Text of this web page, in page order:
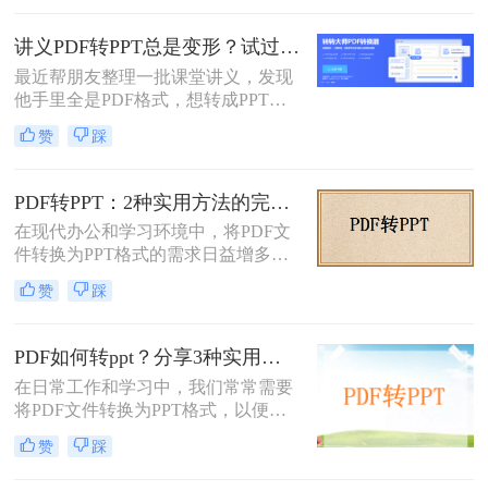
本文将介绍几种简单实用的方法，帮
助您高效完成转换。
讲义PDF转PPT总是变形？试过这几个办法真管用！
最近帮朋友整理一批课堂讲义，发现
他手里全是PDF格式，想转成PPT讲
课用，结果试了好几个工具，不是字
体乱码就是排版错位，气得他差点把
转ppt”这个问题，说到底要看你的
PDF是纯文字扫描件、带复杂表格的
课件，还是带大量图片的教案——不
同情况方法完全不同。下面我按实际
使用场景，把试过好用的几个方法整
理出来，不吹不黑，优缺点都说明
赞 踩
PDF转PPT：2种实用方法的完整操作流程和格式保留对比！
在现代办公和学习环境中，将PDF文
件转换为PPT格式的需求日益增多。
无论是为了更方便地编辑内容，还是
为了在演示文稿中更好地展示信息，
能。那么如何把PDF转换成PPT呢？
本文将介绍两种高效的PDF转PPT方
法，帮助您根据自己的需求选择最合
适的方式。
赞 踩
PDF如何转ppt？分享3种实用的压缩方法！
在日常工作和学习中，我们常常需要
将PDF文件转换为PPT格式，以便进
行演示或进一步编辑。PDF文件以其
固定格式和跨平台的优势而广受欢
赞 踩